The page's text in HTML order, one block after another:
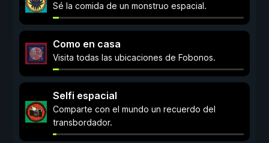
Sé la comida de un monstruo espacial.
Como en casa
Visita todas las ubicaciones de Fobonos.
Selfi espacial
Comparte con el mundo un recuerdo del
transbordador.